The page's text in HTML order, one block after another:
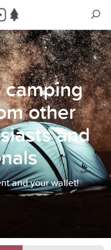
other
and
and your wallet!